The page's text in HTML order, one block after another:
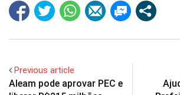
Previous article
Aleam pode aprovar PEC e